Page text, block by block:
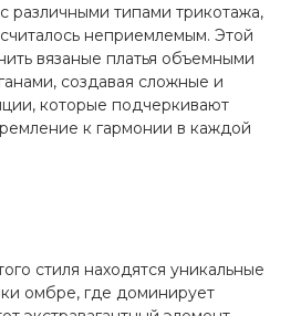
различными типами трикотажа,
неприемлемым. Этой
вязаные платья объемными
создавая сложные и
которые подчеркивают
к гармонии в каждой
стиля находятся уникальные
омбре, где доминирует